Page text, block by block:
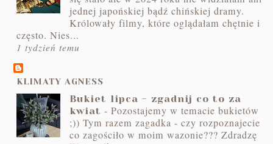
jednej japońskiej bądź chińskiej dramy.
Królowały filmy, które oglądałam chętnie i
często. Nies...
1 tydzień temu
KLIMATY AGNESS
Bukiet lipca - zgadnij co to za
kwiat -Pozostajemy w temacie bukietów
;)) Tym razem zagadka - czy rozpoznajecie
co zagościło w moim wazonie??? Zdradzę